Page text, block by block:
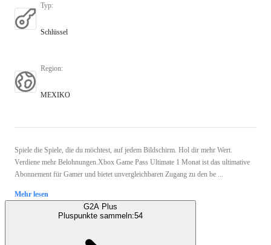
Typ:
Schlüssel
Region:
MEXIKO
Spiele die Spiele, die du möchtest, auf jedem Bildschirm. Hol dir mehr Wert.
Verdiene mehr Belohnungen.Xbox Game Pass Ultimate 1 Monat ist das ultimative
Abonnement für Gamer und bietet unvergleichbaren Zugang zu den be ...
Mehr lesen
G2A Plus
Pluspunkte sammeln:54